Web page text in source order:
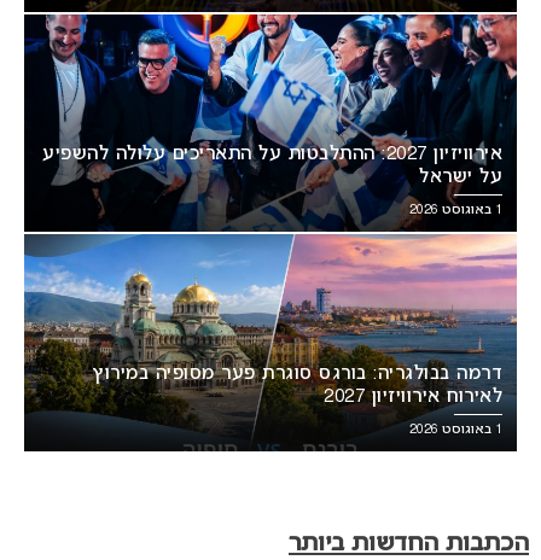
אירוויזיון 2027: ההתלבטות על התאריכים עלולה להשפיע
על ישראל
1 באוגוסט 2026
דרמה בבולגריה: בורגס סוגרת פער מסופיה במירוץ
לאירוח אירוויזיון 2027
1 באוגוסט 2026
הכתבות החדשות ביותר